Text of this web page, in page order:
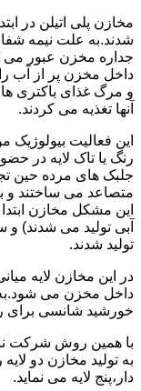
مخازن پلی اتیلن در
شدند.به علت نیمه
جداره مخزن عبور می
داخل مخزن پر از آب
و مرگ غذای باکتری
آنها تغذیه می کردند.
این فعالیت
رنگ یا تاک لایه در
جلبک های مرده حین
متصاعد می ساختند و
این مشکل مخازن
آبی تولید می شدند)
تولید شدند.
در این مخازن لایه
داخل مخزن می شود.به
خورشید شانسی برای
با همین روش شرکت
به تولید مخازن دو
دار،پنج لایه می نماید.